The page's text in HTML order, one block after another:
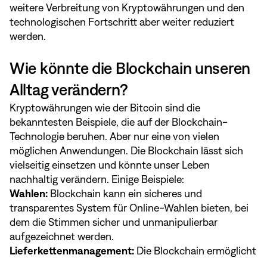
weitere Verbreitung von Kryptowährungen und den
technologischen Fortschritt aber weiter reduziert
werden.
Wie könnte die Blockchain unseren
Alltag verändern?
Kryptowährungen wie der Bitcoin sind die
bekanntesten Beispiele, die auf der Blockchain-
Technologie beruhen. Aber nur eine von vielen
möglichen Anwendungen. Die Blockchain lässt sich
vielseitig einsetzen und könnte unser Leben
nachhaltig verändern. Einige Beispiele:
Wahlen: Blockchain kann ein sicheres und
transparentes System für Online-Wahlen bieten, bei
dem die Stimmen sicher und unmanipulierbar
aufgezeichnet werden.
Lieferkettenmanagement: Die Blockchain ermöglicht